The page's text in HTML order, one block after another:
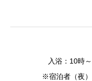
入浴：10時
※宿泊者（夜）